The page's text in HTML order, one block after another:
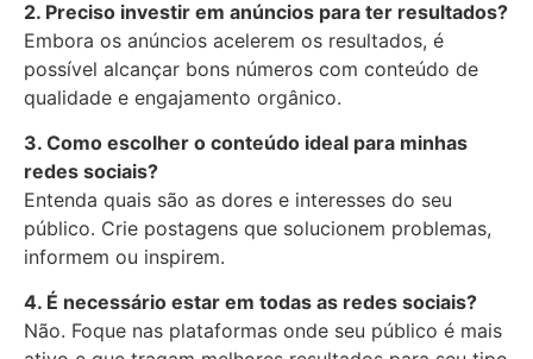
2. Preciso investir em anúncios para ter resultados?
Embora os anúncios acelerem os resultados, é
possível alcançar bons números com conteúdo de
qualidade e engajamento orgânico.
3. Como escolher o conteúdo ideal para minhas
redes sociais?
Entenda quais são as dores e interesses do seu
público. Crie postagens que solucionem problemas,
informem ou inspirem.
4. É necessário estar em todas as redes sociais?
Não. Foque nas plataformas onde seu público é mais